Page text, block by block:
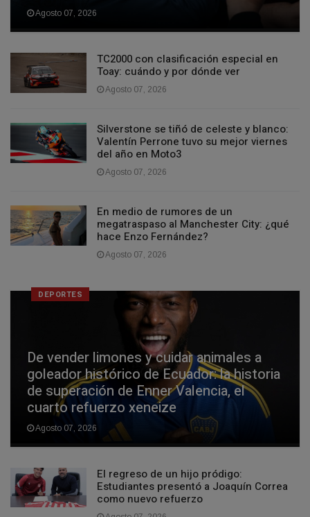
Agosto 07, 2026
TC2000 con clasificación especial en
Toay: cuándo y por dónde ver
Agosto 07, 2026
Silverstone se tiñó de celeste y blanco:
Valentín Perrone tuvo su mejor viernes
del año en Moto3
Agosto 07, 2026
En medio de rumores de un
megatraspaso al Manchester City: ¿qué
hace Enzo Fernández?
Agosto 07, 2026
DEPORTES
De vender limones y cuidar animales a
goleador histórico de Ecuador: la historia
de superación de Enner Valencia, el
cuarto refuerzo xeneize
Agosto 07, 2026
El regreso de un hijo pródigo:
Estudiantes presentó a Joaquín Correa
como nuevo refuerzo